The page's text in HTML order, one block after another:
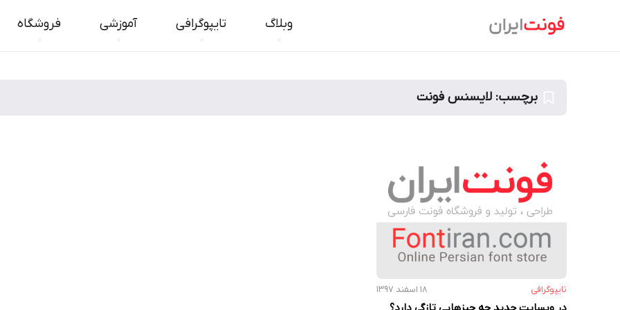
وبلاگ تایپوگرافی آموزشی فروشگاه
برچسب: لایسنس فونت
تایپوگرافی ۱۸ اسفند ۱۳۹۷